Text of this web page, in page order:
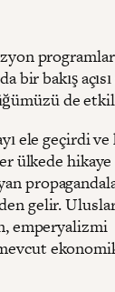
bir bakış
de
ele geçirdi ve
ülkede hikaye
gelir.
emperyalizmi